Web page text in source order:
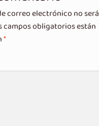
correo electrónico no será
campos obligatorios están
*